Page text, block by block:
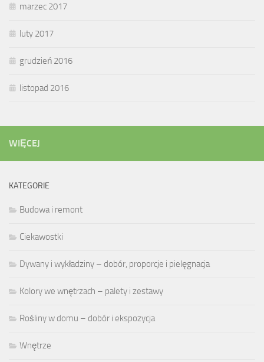
marzec 2017
luty 2017
grudzień 2016
listopad 2016
WIĘCEJ
KATEGORIE
Budowa i remont
Ciekawostki
Dywany i wykładziny – dobór, proporcje i pielęgnacja
Kolory we wnętrzach – palety i zestawy
Rośliny w domu – dobór i ekspozycja
Wnętrze